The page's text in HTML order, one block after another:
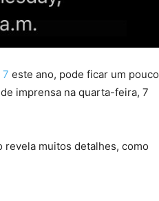
7 este ano, pode ficar um pouco
imprensa na quarta-feira, 7
revela muitos detalhes, como